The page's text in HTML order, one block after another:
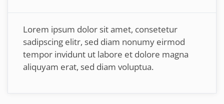
Lorem ipsum dolor sit amet, consetetur
sadipscing elitr, sed diam nonumy eirmod
tempor invidunt ut labore et dolore magna
aliquyam erat, sed diam voluptua.